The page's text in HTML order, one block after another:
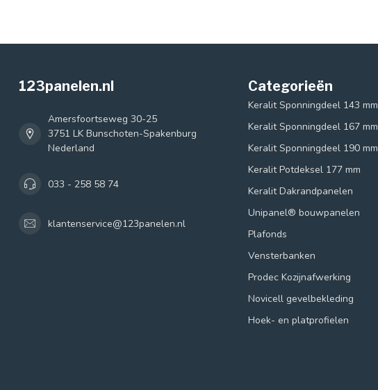
123panelen.nl
Amersfoortseweg 30-25
3751 LK Bunschoten-Spakenburg
Nederland
033 - 258 58 74
klantenservice@123panelen.nl
Categorieën
Keralit Sponningdeel 143 mm
Keralit Sponningdeel 167 mm
Keralit Sponningdeel 190 mm
Keralit Potdeksel 177 mm
Keralit Dakrandpanelen
Unipanel® bouwpanelen
Plafonds
Vensterbanken
Prodec Kozijnafwerking
Novicell gevelbekleding
Hoek- en platprofielen